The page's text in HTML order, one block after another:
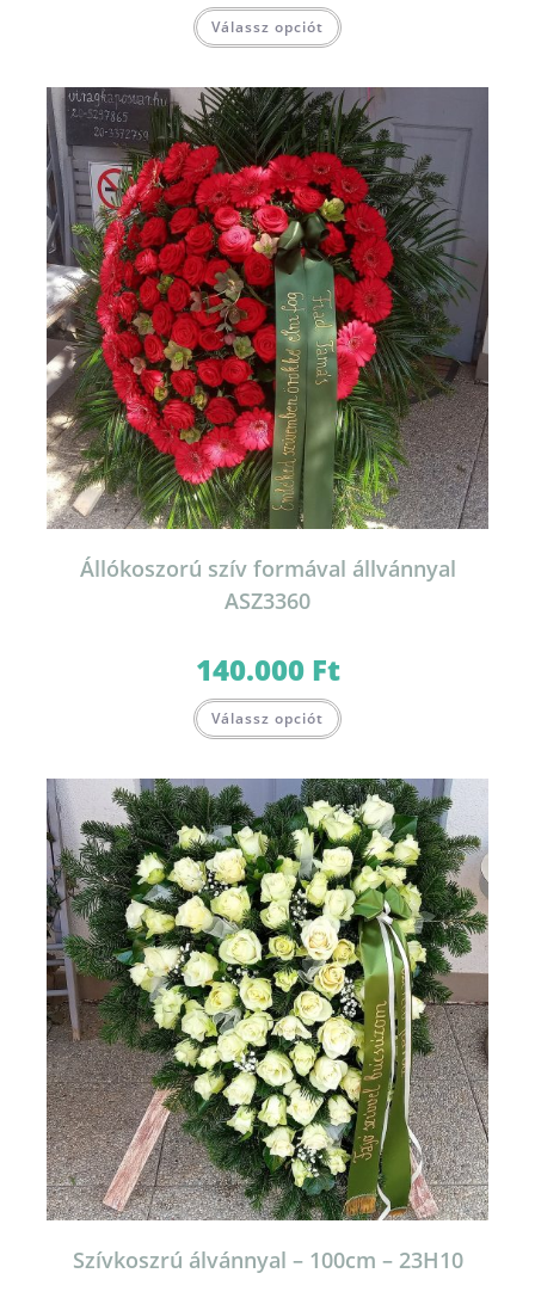
Válassz opciót
Állókoszorú szív formával állvánnyal
ASZ3360
140.000 Ft
Válassz opciót
Szívkoszrú álvánnyal – 100cm – 23H10